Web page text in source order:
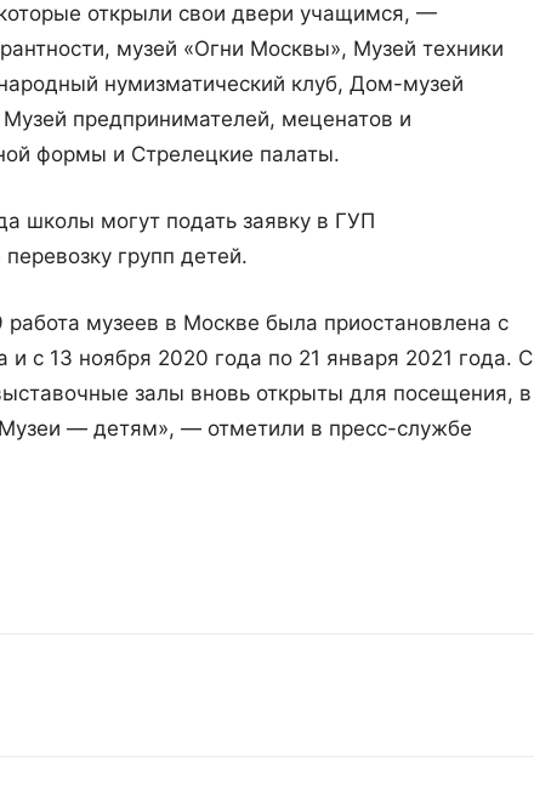
открыли свои двери учащимся, —
музей «Огни Москвы», Музей техники
нумизматический клуб, Дом-музей
предпринимателей, меценатов и
формы и Стрелецкие палаты.
школы могут подать заявку в ГУП
групп детей.
музеев в Москве была приостановлена с
и с 13 ноября 2020 года по 21 января 2021 года. С
залы вновь открыты для посещения, в
— детям», — отметили в пресс-службе